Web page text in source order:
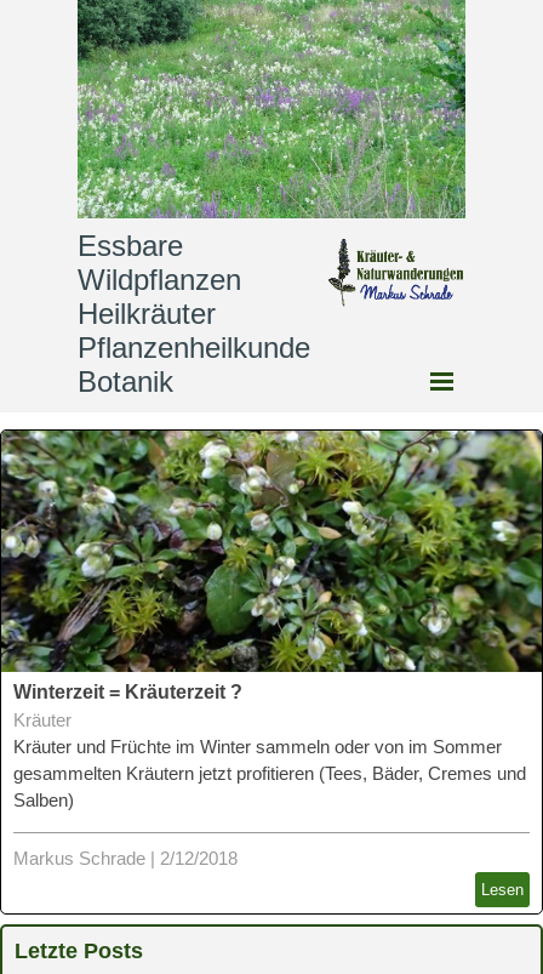
Essbare
Wildpflanzen
Heilkräuter
Pflanzenheilkunde
Botanik
Winterzeit = Kräuterzeit ?
Kräuter
Kräuter und Früchte im Winter sammeln oder von im Sommer
gesammelten Kräutern jetzt profitieren (Tees, Bäder, Cremes und
Salben)
Markus Schrade 2/12/2018
Lesen
Letzte Posts